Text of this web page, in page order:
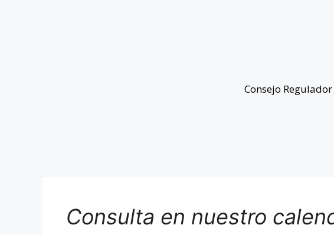
Consejo Regulador
Consulta en nuestro